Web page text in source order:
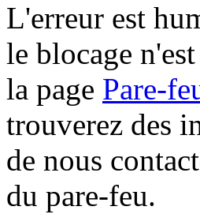
L'erreur est
le blocage
la page Pare-
trouverez des
de nous
du pare-feu.